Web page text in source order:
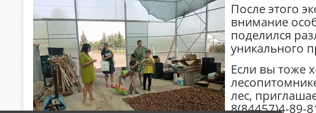
После этого
внимание
поделился
уникального
Если вы тоже
лес,
8(84457)4-89-